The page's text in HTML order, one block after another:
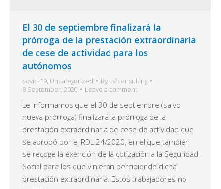
El 30 de septiembre finalizará la
prórroga de la prestación extraordinaria
de cese de actividad para los
autónomos
covid-19, Uncategorized By csfconsulting
8 September, 2020
Leave a comment
Le informamos que el 30 de septiembre (salvo
nueva prórroga) finalizará la prórroga de la
prestación extraordinaria de cese de actividad que
se aprobó por el RDL 24/2020, en el que también
se recoge la exención de la cotización a la Seguridad
Social para los que vinieran percibiendo dicha
prestación extraordinaria. Estos trabajadores no